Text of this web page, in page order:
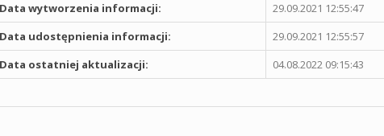
Data wytworzenia informacji:
29.09.2021 12:55:47
Data udostępnienia informacji:
29.09.2021 12:55:57
Data ostatniej aktualizacji:
04.08.2022 09:15:43